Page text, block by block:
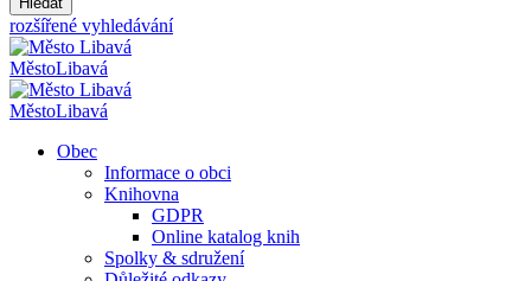
rozšířené vyhledávání
MěstoLibavá
MěstoLibavá
Obec
Informace o obci
Knihovna
GDPR
Online katalog knih
Spolky & sdružení